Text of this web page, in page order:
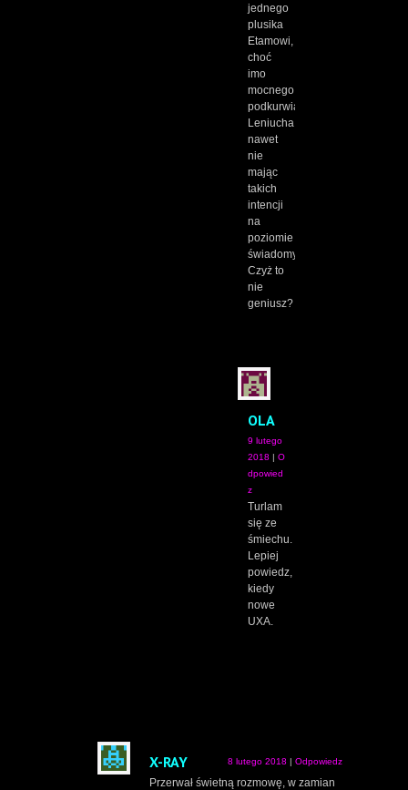
jednego
plusika
Etamowi,
choć
imo
mocnego:
podkurwia
Leniucha,
nawet
nie
mając
takich
intencji
na
poziomie
świadomym.
Czyż to
nie
geniusz?
OLA
9 lutego
2018
O
dpowied
z
Turlam
się ze
śmiechu.
Lepiej
powiedz,
kiedy
nowe
UXA.
X-RAY 8 lutego 2018 Odpowiedz
Przerwał świetną rozmowę, w zamian